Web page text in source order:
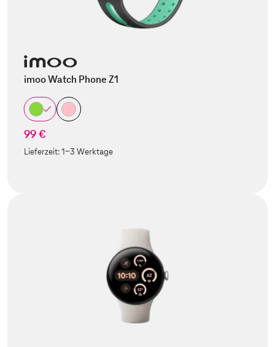
imoo Watch Phone Z1
99 €
Lieferzeit:1-3 Werktage